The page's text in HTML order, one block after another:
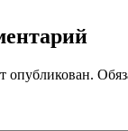
опубликован.